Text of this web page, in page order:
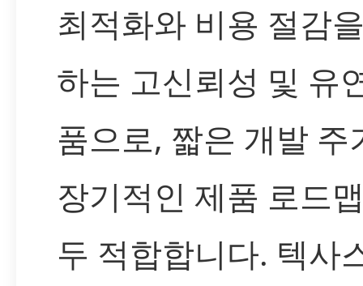
최적화와 비용 절감
하는 고신뢰성 및 유
품으로, 짧은 개발 주
장기적인 제품 로드
두 적합합니다. 텍사